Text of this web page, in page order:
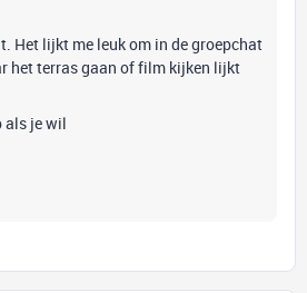
Het lijkt me leuk om in de groepchat
het terras gaan of film kijken lijkt
als je wil